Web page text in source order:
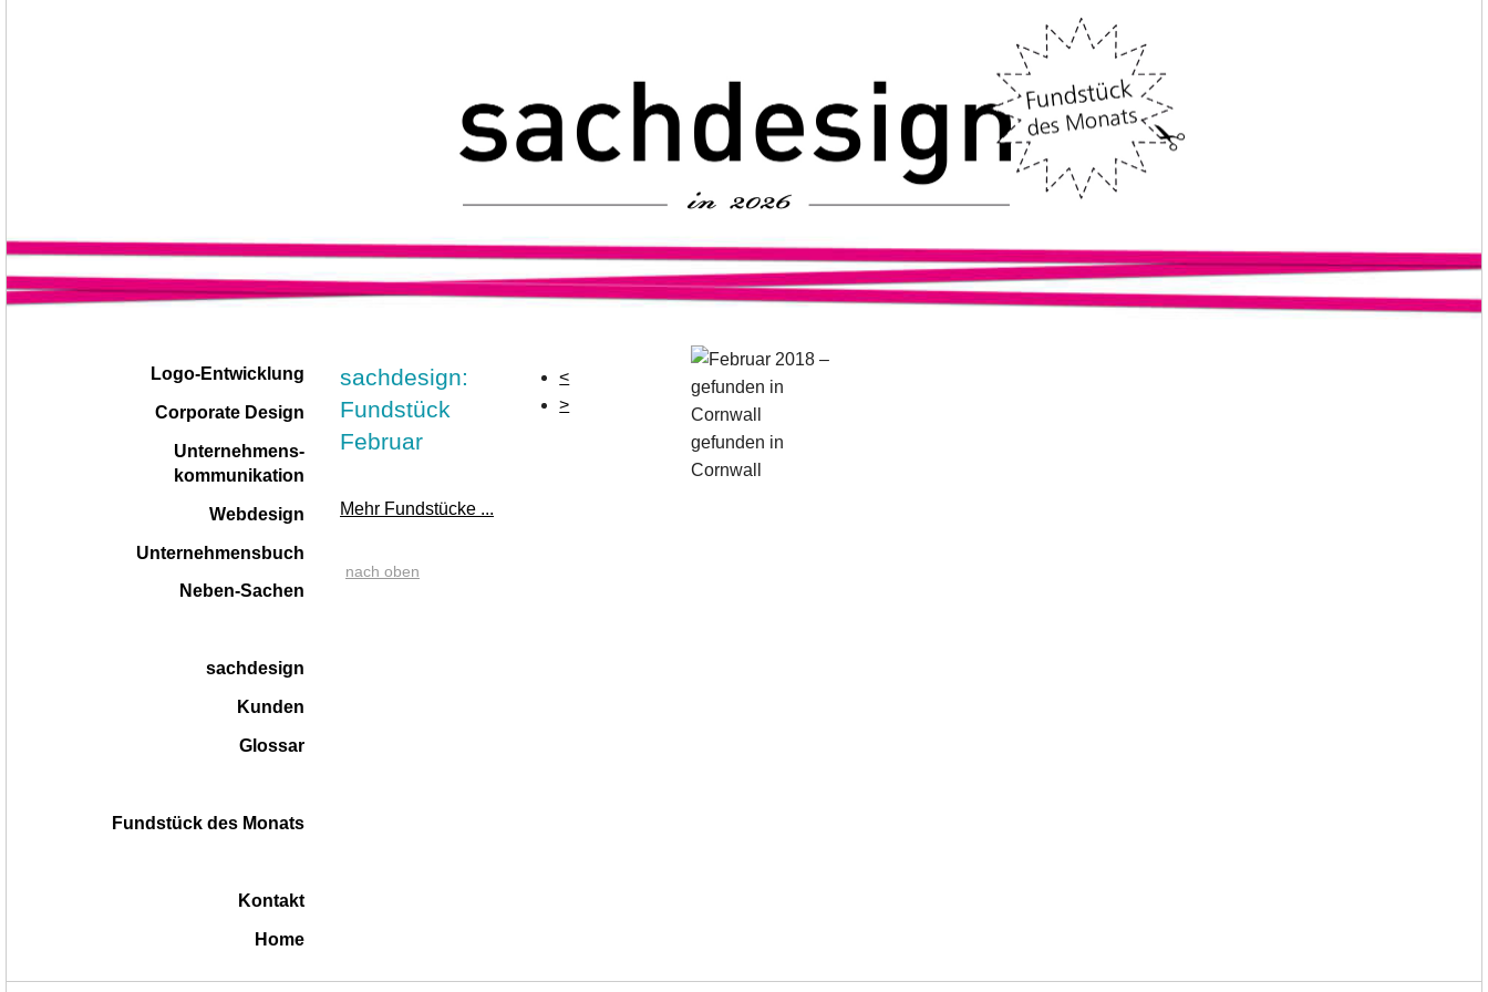
sachdesign:
Fundstück
Februar
<
>
gefunden in
Cornwall
Mehr Fundstücke ...
nach oben
Navigation
Logo-Entwicklung
Corporate Design
Unternehmens-
kommunikation
Webdesign
Unternehmensbuch
Neben-Sachen
sachdesign
Kunden
Glossar
Fundstück des Monats
Kontakt
Home